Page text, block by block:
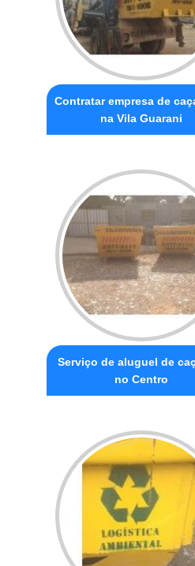
Contratar empresa de
na Vila Guarani
Serviço de aluguel de
no Centro